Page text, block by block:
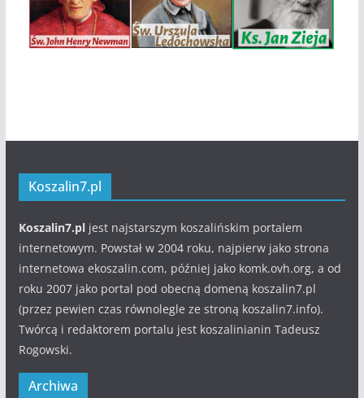
Koszalin7.pl
Koszalin7.pljest najstarszym koszalińskim portalem
internetowym. Powstał w 2004 roku, najpierw jako strona
internetowa ekoszalin.com, później jako komk.ovh.org, a od
roku 2007 jako portal pod obecną domeną koszalin7.pl
(przez pewien czas równolegle ze stroną koszalin7.info).
Twórcą i redaktorem portalu jest koszalinianin Tadeusz
Rogowski.
Archiwa